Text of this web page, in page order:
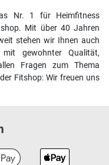
Nr. 1 für Heimfitness
Mit über 40 Jahren
stehen wir Ihnen auch
gewohnter Qualität,
Fragen zum Thema
Fitshop: Wir freuen uns